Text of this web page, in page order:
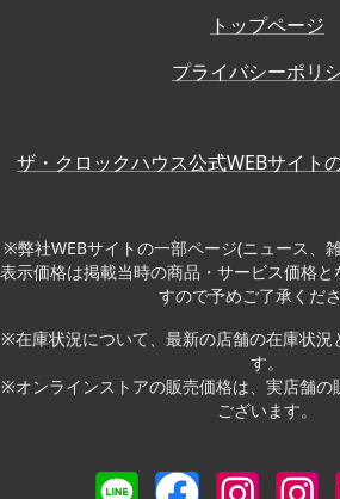
トップページ
プライバシーポリ
ザ・クロックハウス公式WEBサイト
※弊社WEBサイトの一部ページ(ニュース、
表示価格は掲載当時の商品・サービス価格
すので予めご了承くださ
※在庫状況について、最新の店舗の在庫状況
す。
※オンラインストアの販売価格は、実店舗の
ございます。